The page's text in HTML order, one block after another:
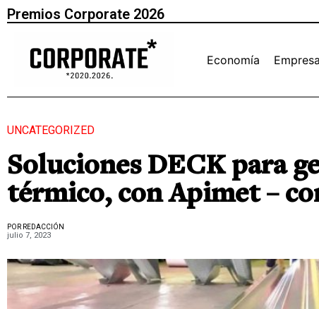
Premios Corporate 2026
Economía
UNCATEGORIZED
Soluciones DECK para
térmico, con Apimet –
POR REDACCIÓN
julio 7, 2023